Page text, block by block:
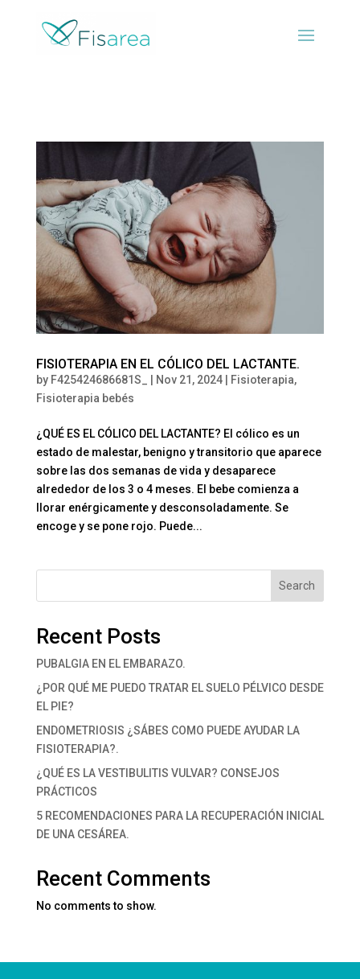
FISIOTERAPIA EN EL CÓLICO DEL LACTANTE.
by F425424686681S_ Nov 21, 2024| Fisioterapia,
Fisioterapia bebés
¿QUÉ ES EL CÓLICO DEL LACTANTE? El cólico es un
estado de malestar, benigno y transitorio que aparece
sobre las dos semanas de vida y desaparece
alrededor de los 3 o 4 meses. El bebe comienza a
llorar enérgicamente y desconsoladamente. Se
encoge y se pone rojo. Puede...
Search
Recent Posts
PUBALGIA EN EL EMBARAZO.
¿POR QUÉ ME PUEDO TRATAR EL SUELO PÉLVICO DESDE
EL PIE?
ENDOMETRIOSIS ¿SÁBES COMO PUEDE AYUDAR LA
FISIOTERAPIA?.
¿QUÉ ES LA VESTIBULITIS VULVAR? CONSEJOS
PRÁCTICOS
5 RECOMENDACIONES PARA LA RECUPERACIÓN INICIAL
DE UNA CESÁREA.
Recent Comments
No comments to show.